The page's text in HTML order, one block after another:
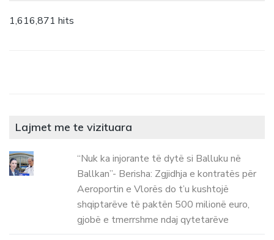
1,616,871 hits
Lajmet me te vizituara
“Nuk ka injorante të dytë si Balluku në
Ballkan”- Berisha: Zgjidhja e kontratës për
Aeroportin e Vlorës do t’u kushtojë
shqiptarëve të paktën 500 milionë euro,
gjobë e tmerrshme ndaj qytetarëve